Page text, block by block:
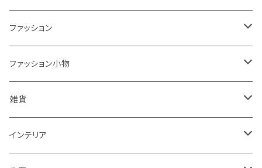
ファッション
ワンピース
トップス
パンツ
ファッション小物
バッグ
ポーチ
雑貨
バスケット
インテリア